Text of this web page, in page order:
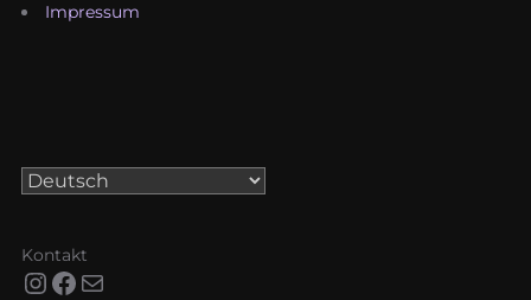
Impressum
Sprache
Kontakt
Instagram
Facebook
E-Mail